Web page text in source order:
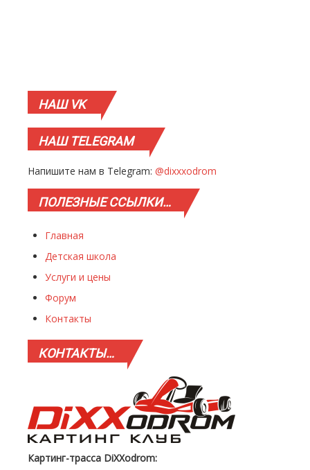
НАШVK
НАШTELEGRAM
Напишите нам в Telegram: @dixxxodrom
ПОЛЕЗНЫЕССЫЛКИ…
Главная
Детская школа
Услуги и цены
Форум
Контакты
КОНТАКТЫ…
Картинг-трасса DiXXodrom: